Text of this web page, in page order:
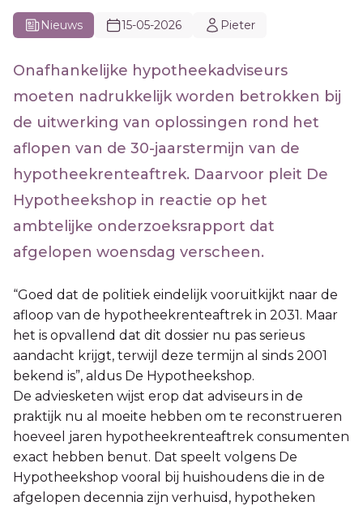
Nieuws 15-05-2026 Pieter
Onafhankelijke hypotheekadviseurs
moeten nadrukkelijk worden betrokken bij
de uitwerking van oplossingen rond het
aflopen van de 30-jaarstermijn van de
hypotheekrenteaftrek. Daarvoor pleit De
Hypotheekshop in reactie op het
ambtelijke onderzoeksrapport dat
afgelopen woensdag verscheen.
“Goed dat de politiek eindelijk vooruitkijkt naar de
afloop van de hypotheekrenteaftrek in 2031. Maar
het is opvallend dat dit dossier nu pas serieus
aandacht krijgt, terwijl deze termijn al sinds 2001
bekend is”, aldus De Hypotheekshop.
De adviesketen wijst erop dat adviseurs in de
praktijk nu al moeite hebben om te reconstrueren
hoeveel jaren hypotheekrenteaftrek consumenten
exact hebben benut. Dat speelt volgens De
Hypotheekshop vooral bij huishoudens die in de
afgelopen decennia zijn verhuisd, hypotheken